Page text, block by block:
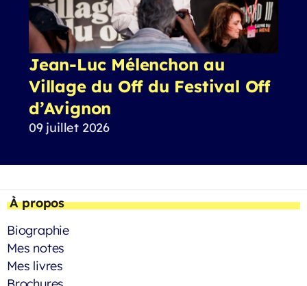
Jean-Luc Mélenchon au
Village du Off du Festival Off
d’Avignon
09 juillet 2026
À propos
Biographie
Mes notes
Mes livres